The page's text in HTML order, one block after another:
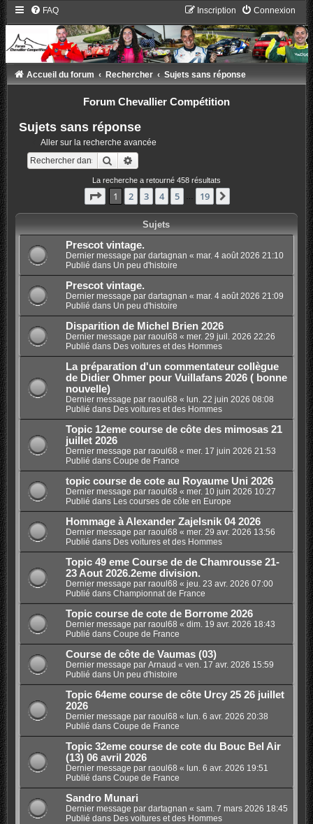
FAQ Connexion
Inscription
Accueil du forum Rechercher Sujets sans réponse
Forum Chevallier Compétition
Sujets sans réponse
Aller sur la recherche avancée
Rechercher
La recherche a retourné 458 résultats
Page 1sur19
1 2 3 4 5 19
Sujets
Prescot vintage.
Dernier message par dartagnan « mar. 4 août 2026 21:10
Publié dans Un peu d'histoire
Prescot vintage.
Dernier message par dartagnan « mar. 4 août 2026 21:09
Publié dans Un peu d'histoire
Disparition de Michel Brien 2026
Dernier message par raoul68 « mer. 29 juil. 2026 22:26
Publié dans Des voitures et des Hommes
La préparation d'un commentateur collègue
de Didier Ohmer pour Vuillafans 2026 ( bonne
nouvelle)
Dernier message par raoul68 « lun. 22 juin 2026 08:08
Publié dans Des voitures et des Hommes
Topic 12eme course de côte des mimosas 21
juillet 2026
Dernier message par raoul68 « mer. 17 juin 2026 21:53
Publié dans Coupe de France
topic course de cote au Royaume Uni 2026
Dernier message par raoul68 « mer. 10 juin 2026 10:27
Publié dans Les courses de côte en Europe
Hommage à Alexander Zajelsnik 04 2026
Dernier message par raoul68 « mer. 29 avr. 2026 13:56
Publié dans Des voitures et des Hommes
Topic 49 eme Course de de Chamrousse 21-
23 Aout 2026.2eme division.
Dernier message par raoul68 « jeu. 23 avr. 2026 07:00
Publié dans Championnat de France
Topic course de cote de Borrome 2026
Dernier message par raoul68 « dim. 19 avr. 2026 18:43
Publié dans Coupe de France
Course de côte de Vaumas (03)
Dernier message par Arnaud « ven. 17 avr. 2026 15:59
Publié dans Un peu d'histoire
Topic 64eme course de côte Urcy 25 26 juillet
2026
Dernier message par raoul68 « lun. 6 avr. 2026 20:38
Publié dans Coupe de France
Topic 32eme course de cote du Bouc Bel Air
(13) 06 avril 2026
Dernier message par raoul68 « lun. 6 avr. 2026 19:51
Publié dans Coupe de France
Sandro Munari
Dernier message par dartagnan « sam. 7 mars 2026 18:45
Publié dans Des voitures et des Hommes